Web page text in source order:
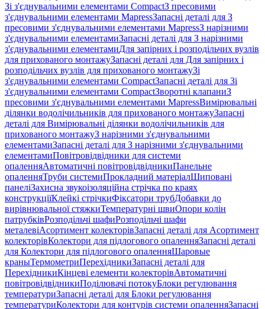
Зі з'єднувальними елементами CompactЗ пресовими
з'єднувальними елементами MapressЗапасні деталі для З
пресовими з'єднувальними елементами MapressЗ нарізними
з'єднувальними елементамиЗапасні деталі для З нарізними
з'єднувальними елементамиДля запірних і розподільчих вузлів
для прихованого монтажуЗапасні деталі для Для запірних і
розподільчих вузлів для прихованого монтажуЗі
з'єднувальними елементами CompactЗапасні деталі для Зі
з'єднувальними елементами CompactЗворотні клапаниЗ
пресовими з'єднувальними елементами MapressВимірювальні
ділянки водолічильників для прихованого монтажуЗапасні
деталі для Вимірювальні ділянки водолічильників для
прихованого монтажуЗ нарізними з'єднувальними
елементамиЗапасні деталі для З нарізними з'єднувальними
елементамиПовітровідвідники для системи
опаленняАвтоматичні повітровідвідникиПанельне
опаленняТруби системиПрокладний матеріалШиповані
панеліЗахисна звукоізоляційна стрічка по краях
конструкціїКлейкі стрічкиФіксатори трубДобавки до
вирівнювальної стяжкиТемпературні швиОпори колін
патрубківРозподільчі шафиРозподільчі шафи
металевіАсортимент колекторівЗапасні деталі для Асортимент
колекторівКолектори для підлогового опаленняЗапасні деталі
для Колектори для підлогового опаленняШаровые
краныТермометриПерехідникиЗапасні деталі для
ПерехідникиКінцеві елементи колекторівАвтоматичні
повітровідвідникиПоділювачі потокуБлоки регулювання
температуриЗапасні деталі для Блоки регулювання
температуриКолектори для контурів системи опаленняЗапасні